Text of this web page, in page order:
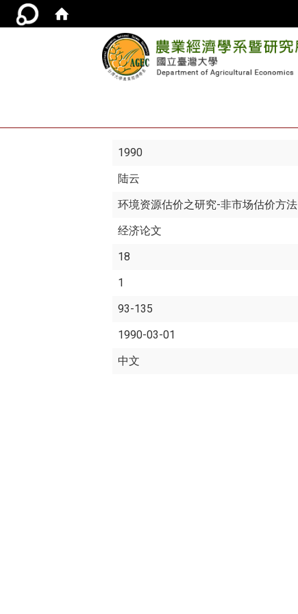
1990
陆云
环境资源估价之研究-非市场估价方法
经济论文
18
1
93-135
1990-03-01
中文